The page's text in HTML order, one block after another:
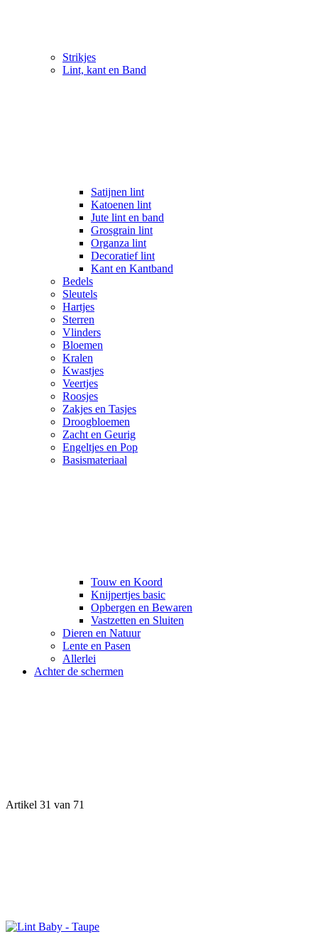
Strikjes
Lint, kant en Band
Satijnen lint
Katoenen lint
Jute lint en band
Grosgrain lint
Organza lint
Decoratief lint
Kant en Kantband
Bedels
Sleutels
Hartjes
Sterren
Vlinders
Bloemen
Kralen
Kwastjes
Veertjes
Roosjes
Zakjes en Tasjes
Droogbloemen
Zacht en Geurig
Engeltjes en Pop
Basismateriaal
Touw en Koord
Knijpertjes basic
Opbergen en Bewaren
Vastzetten en Sluiten
Dieren en Natuur
Lente en Pasen
Allerlei
Achter de schermen
Artikel 31 van 71